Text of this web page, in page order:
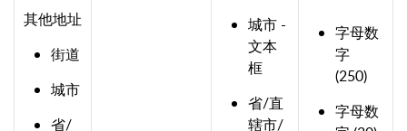
其他地址
街道
城市
省/
城市 -
文本
框
省/直
辖市/
字母数
字
(250)
字母数